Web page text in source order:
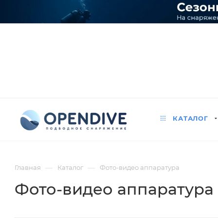
КАТАЛОГ
Главная — Каталог — Фото-видео аппаратура
Фото-видео аппаратура